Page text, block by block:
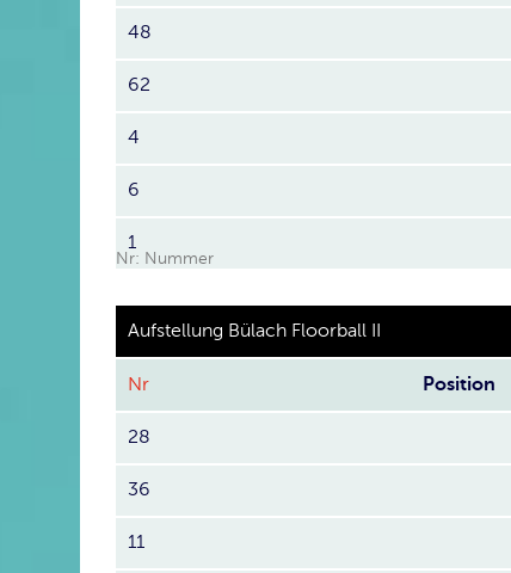
48
62
4
6
1
Nr: Nummer
Aufstellung Bülach Floorball II
Nr Position
28
36
11